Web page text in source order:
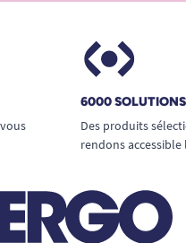
de la barre
colonne à fixer au
même en
solide.
aux besoins
réglage facile
6000
Des produits
rendons